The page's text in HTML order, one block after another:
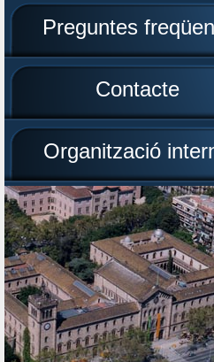
Preguntes
Contacte
Organització